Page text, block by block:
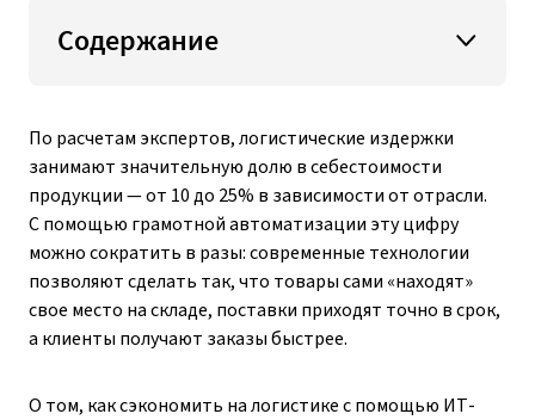
Содержание
По расчетам экспертов, логистические издержки
занимают значительную долю в себестоимости
продукции — от 10 до 25% в зависимости от отрасли.
С помощью грамотной автоматизации эту цифру
можно сократить в разы: современные технологии
позволяют сделать так, что товары сами «находят»
свое место на складе, поставки приходят точно в срок,
а клиенты получают заказы быстрее.
О том, как сэкономить на логистике с помощью ИТ-